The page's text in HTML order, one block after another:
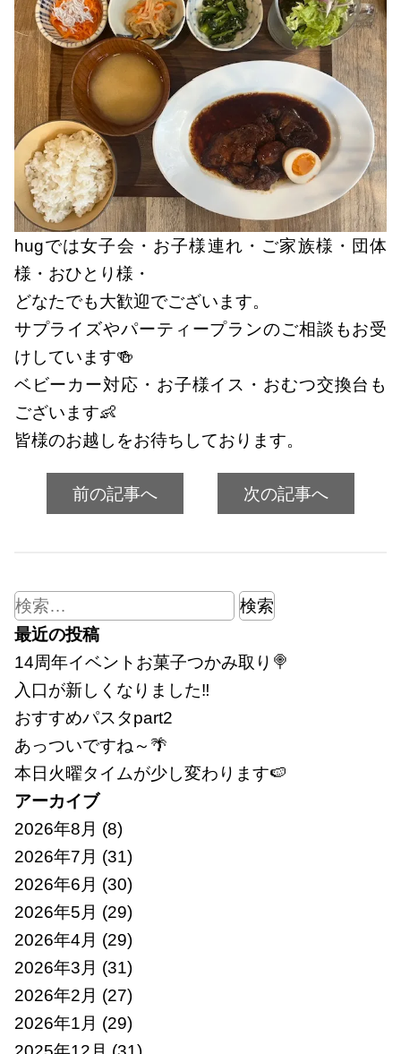
hugでは女子会・お子様連れ・ご家族様・団体
様・おひとり様・
どなたでも大歓迎でございます。
サプライズやパーティープランのご相談もお受
けしています🍻
ベビーカー対応・お子様イス・おむつ交換台も
ございます👶
皆様のお越しをお待ちしております。
前の記事へ 次の記事へ
検
索:
最近の投稿
14周年イベントお菓子つかみ取り🍭
入口が新しくなりました‼
おすすめパスタpart2
あっついですね～🌴
本日火曜タイムが少し変わります🍉
アーカイブ
2026年8月 (8)
2026年7月 (31)
2026年6月 (30)
2026年5月 (29)
2026年4月 (29)
2026年3月 (31)
2026年2月 (27)
2026年1月 (29)